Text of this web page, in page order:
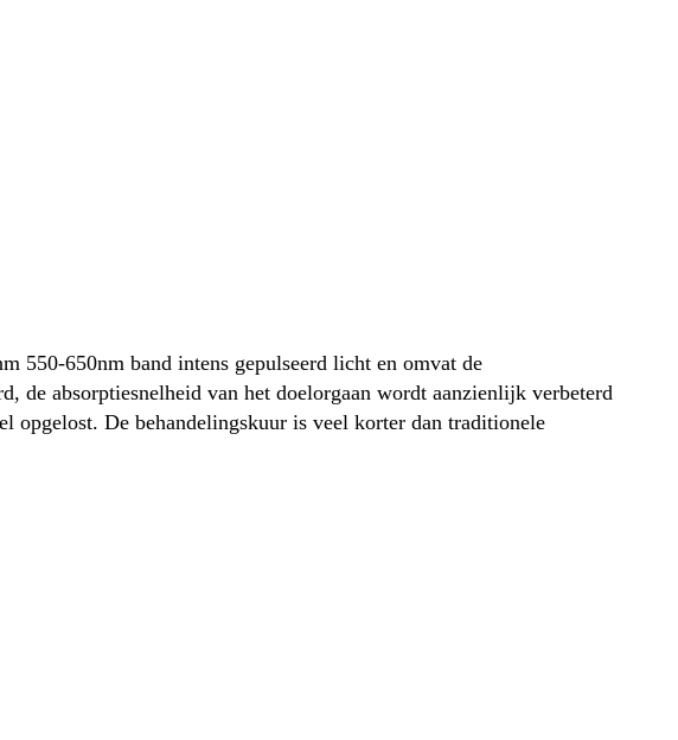
550-650nm band intens gepulseerd licht en omvat de
de absorptiesnelheid van het doelorgaan wordt aanzienlijk verbeterd
opgelost. De behandelingskuur is veel korter dan traditionele